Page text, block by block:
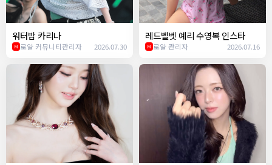
워터밤 카리나
M 로얄 커뮤니티관리자 2026.07.30
레드벨벳 예리 수영복 인스타
M 로얄 관리자 2026.07.16